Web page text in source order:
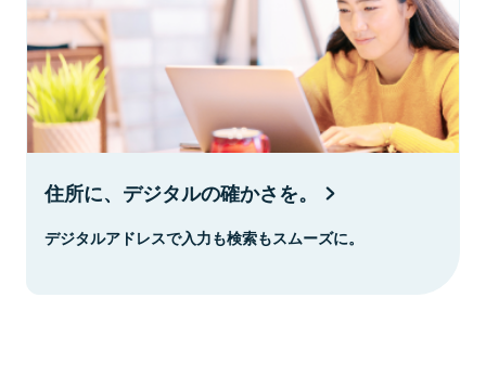
住所に、デジタルの確かさを。
デジタルアドレスで入力も検索もスムーズに。